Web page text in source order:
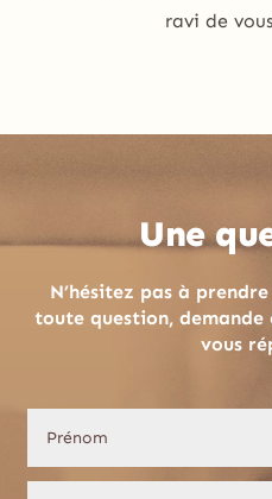
ravi de
Une
N’hésitez pas à
toute question,
vous